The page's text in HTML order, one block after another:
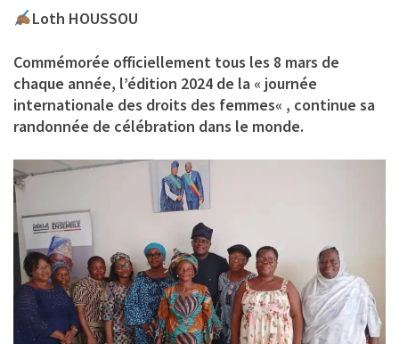
Loth HOUSSOU
Commémorée officiellement tous les 8 mars de
chaque année, l’édition 2024 de la « journée
internationale des droits des femmes« , continue sa
randonnée de célébration dans le monde.